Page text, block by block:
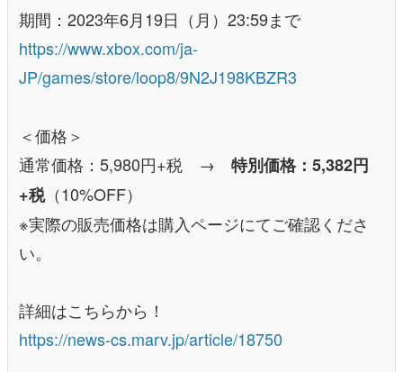
期間：2023年6月19日（月）23:59まで
https://www.xbox.com/ja-
JP/games/store/loop8/9N2J198KBZR3
＜価格＞
通常価格：5,980円+税 → 特別価格：5,382円
+税（10%OFF）
※実際の販売価格は購入ページにてご確認くださ
い。
詳細はこちらから！
https://news-cs.marv.jp/article/18750